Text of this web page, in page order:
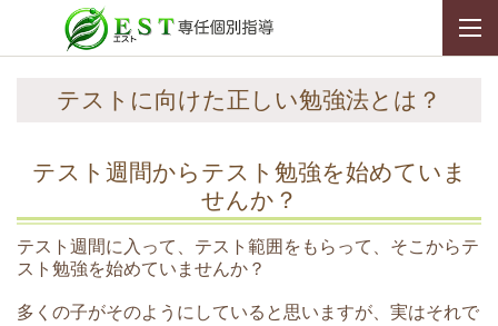
テストに向けた正しい勉強法とは？
テスト週間からテスト勉強を始めていま
せんか？
テスト週間に入って、テスト範囲をもらって、そこからテ
スト勉強を始めていませんか？
多くの子がそのようにしていると思いますが、実はそれで